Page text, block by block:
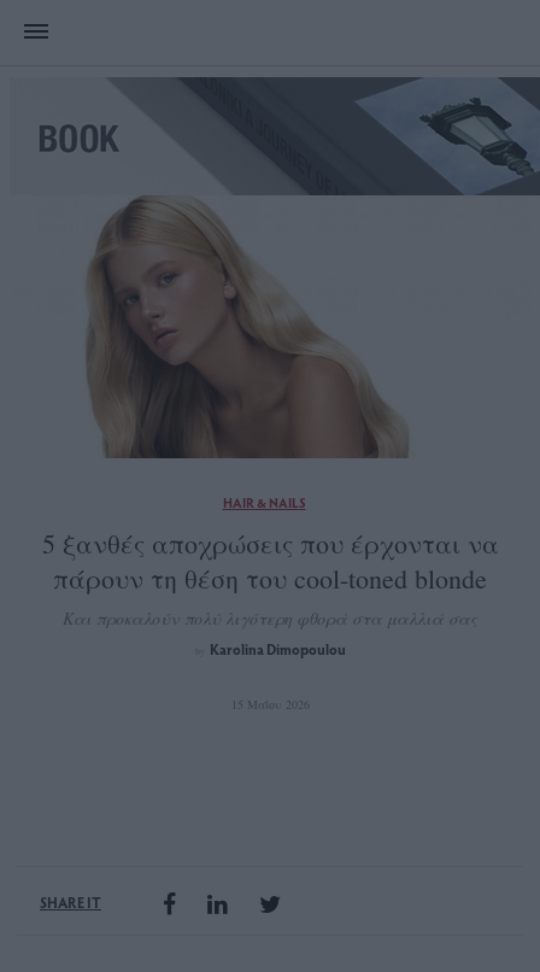
HAIR & NAILS
5 ξανθές αποχρώσεις που έρχονται να
πάρουν τη θέση του cool-toned blonde
Και προκαλούν πολύ λιγότερη φθορά στα μαλλιά σας
Karolina Dimopoulou
15 Μαΐου 2026
SHARE IT